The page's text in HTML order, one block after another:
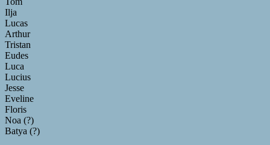
Ilja
Lucas
Arthur
Tristan
Eudes
Luca
Lucius
Jesse
Eveline
Floris
Noa (?)
Batya (?)